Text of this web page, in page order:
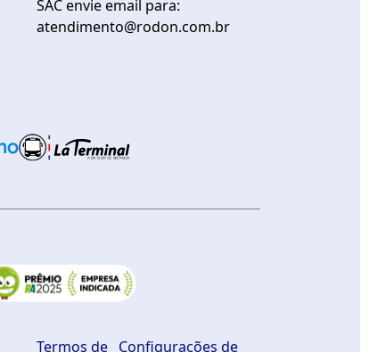
SAC envie email para:
atendimento@rodon.com.br
Termos de Configurações de